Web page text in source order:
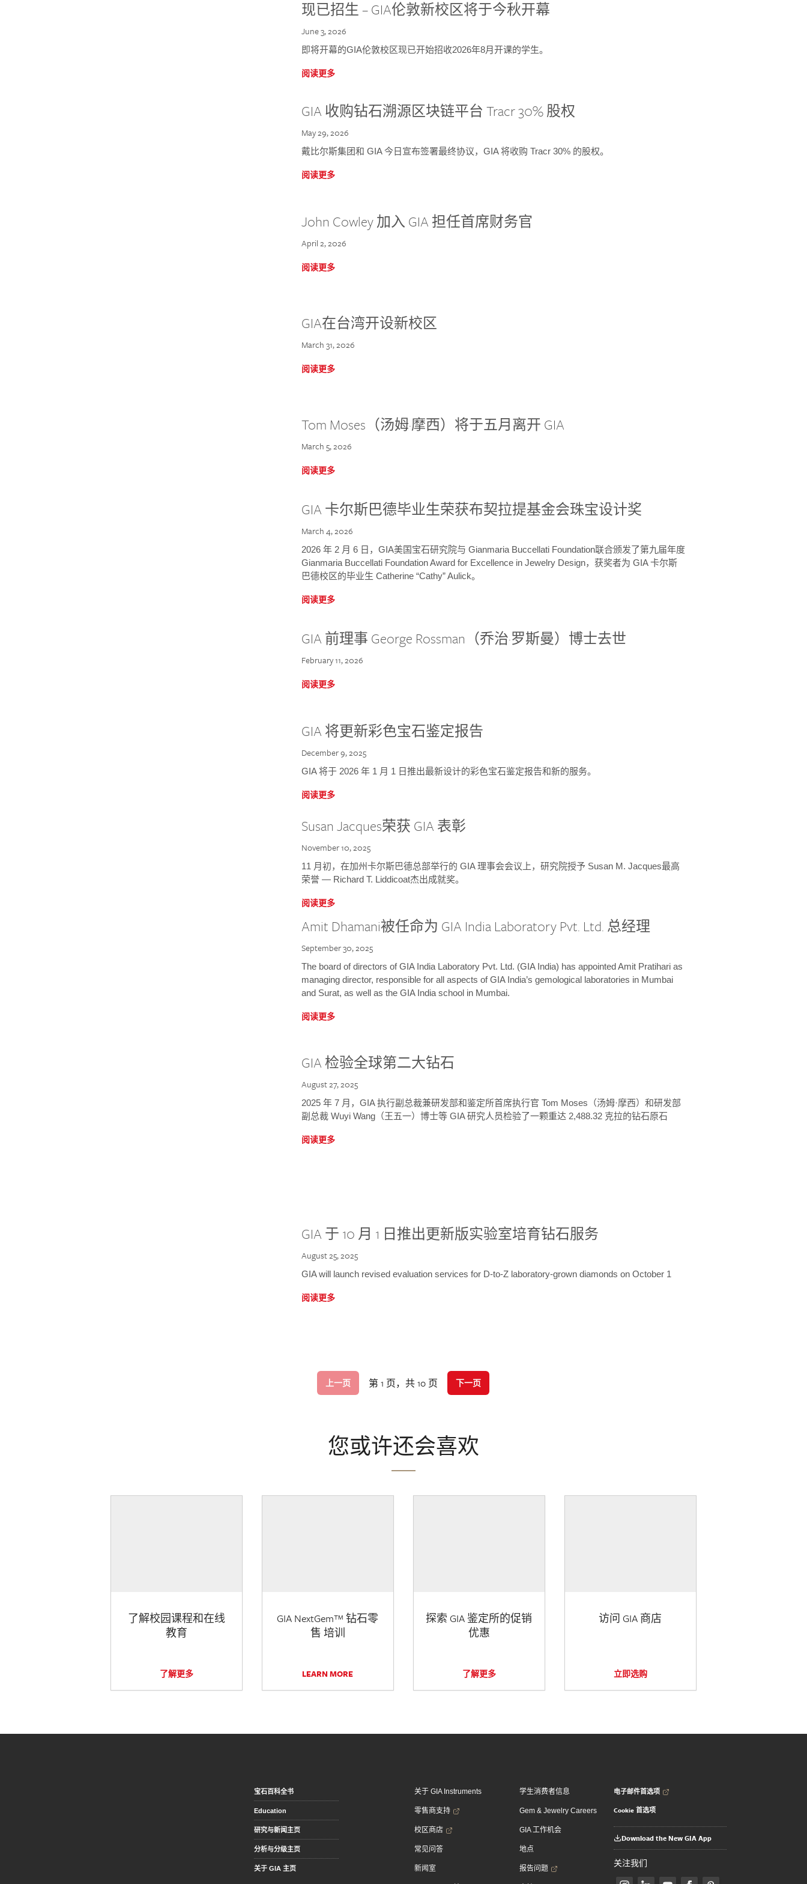
现已招生 – GIA伦敦新校区将于今秋开幕
June 3, 2026
即将开幕的GIA伦敦校区现已开始招收2026年8月开课的学生。
阅读更多
GIA 收购钻石溯源区块链平台 Tracr 30% 股权
May 29, 2026
戴比尔斯集团和 GIA 今日宣布签署最终协议，GIA 将收购 Tracr 30% 的股权。
阅读更多
John Cowley 加入 GIA 担任首席财务官
April 2, 2026
阅读更多
GIA在台湾开设新校区
March 31, 2026
阅读更多
Tom Moses（汤姆·摩西）将于五月离开 GIA
March 5, 2026
阅读更多
GIA 卡尔斯巴德毕业生荣获布契拉提基金会珠宝设计奖
March 4, 2026
2026 年 2 月 6 日，GIA美国宝石研究院与 Gianmaria Buccellati Foundation联合颁发了第九届年度
Gianmaria Buccellati Foundation Award for Excellence in Jewelry Design，获奖者为 GIA 卡尔斯
巴德校区的毕业生 Catherine “Cathy” Aulick。
阅读更多
GIA 前理事 George Rossman（乔治·罗斯曼）博士去世
February 11, 2026
阅读更多
GIA 将更新彩色宝石鉴定报告
December 9, 2025
GIA 将于 2026 年 1 月 1 日推出最新设计的彩色宝石鉴定报告和新的服务。
阅读更多
Susan Jacques荣获 GIA 表彰
November 10, 2025
11 月初，在加州卡尔斯巴德总部举行的 GIA 理事会会议上，研究院授予 Susan M. Jacques最高
荣誉 — Richard T. Liddicoat杰出成就奖。
阅读更多
Amit Dhamani被任命为 GIA India Laboratory Pvt. Ltd. 总经理
September 30, 2025
The board of directors of GIA India Laboratory Pvt. Ltd. (GIA India) has appointed Amit Pratihari as
managing director, responsible for all aspects of GIA India’s gemological laboratories in Mumbai
and Surat, as well as the GIA India school in Mumbai.
阅读更多
GIA 检验全球第二大钻石
August 27, 2025
2025 年 7 月，GIA 执行副总裁兼研发部和鉴定所首席执行官 Tom Moses（汤姆·摩西）和研发部
副总裁 Wuyi Wang（王五一）博士等 GIA 研究人员检验了一颗重达 2,488.32 克拉的钻石原石
阅读更多
GIA 于 10 月 1 日推出更新版实验室培育钻石服务
August 25, 2025
GIA will launch revised evaluation services for D-to-Z laboratory-grown diamonds on October 1
阅读更多
上一页 第 1 页，共 10 页 下一页
您或许还会喜欢
了解校园课程和在线
教育
了解更多
GIA NextGem™ 钻石零
售 培训
LEARN MORE
探索 GIA 鉴定所的促销
优惠
了解更多
访问 GIA 商店
立即选购
宝石百科全书
Education
研究与新闻主页
分析与分级主页
关于 GIA 主页
关于 GIA Instruments
零售商支持
校区商店
常见问答
新闻室
学生消费者信息
Gem & Jewelry Careers
GIA 工作机会
地点
报告问题
电子邮件首选项
Cookie 首选项
Download the New GIA App
关注我们